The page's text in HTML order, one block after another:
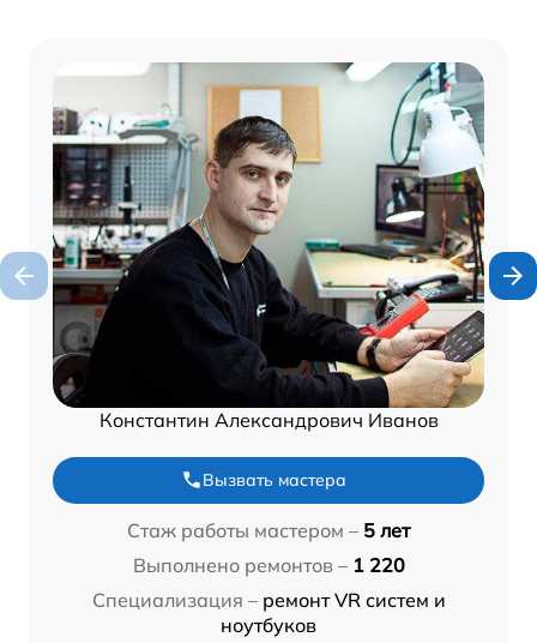
Константин Александрович Иванов
Вызвать мастера
Стаж работы мастером – 5 лет
Выполнено ремонтов – 1 220
Специализация – ремонт VR систем и
ноутбуков